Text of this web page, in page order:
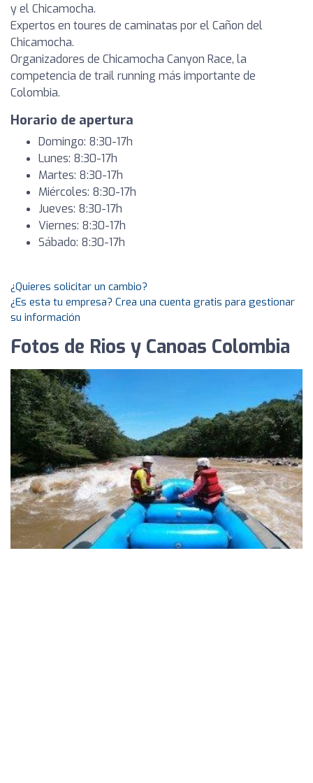
y el Chicamocha.
Expertos en toures de caminatas por el Cañon del
Chicamocha.
Organizadores de Chicamocha Canyon Race, la
competencia de trail running más importante de
Colombia.
Horario de apertura
Domingo: 8:30-17h
Lunes: 8:30-17h
Martes: 8:30-17h
Miércoles: 8:30-17h
Jueves: 8:30-17h
Viernes: 8:30-17h
Sábado: 8:30-17h
¿Quieres solicitar un cambio?
¿Es esta tu empresa? Crea una cuenta gratis para gestionar
su información
Fotos de Rios y Canoas Colombia